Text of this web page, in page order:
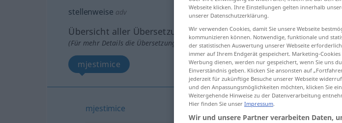
stellenweise adv
Übersicht aller Übersetzungen
(Für mehr Details die Übersetzung anklicken/antippen)
mjestimice
mjestimice
Webseite klicken. Ihre Einstellungen gelten innerhalb
unserer Datenschutzerklärung.
Wir verwenden Cookies, damit Sie unsere Webseite
kommunizieren können. Notwendige, funktionale und
der statistischen Auswertung unserer Webseite
immer auf Ihrem Endgerät gespeichert. Marketing-
Werbung dienen, werden nur gespeichert, wenn Sie uns
Einverständnis geben. Klicken Sie ansonsten auf
jederzeit für zukünftige Besuche unserer Webseite
und den Anpassungsmöglichkeiten möchten, klicken Sie
Weitergehende Hinweise zu der Datenverarbeitung
Hier finden Sie unser Impressum.
Wir und unsere Partner verarbeiten Daten,